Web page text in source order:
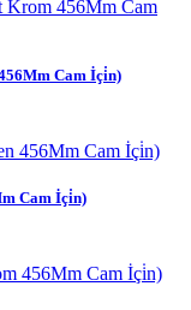
Cam İçi̇n)
Cam İçi̇n)